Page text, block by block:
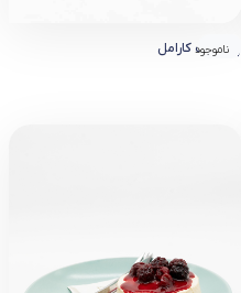
چیز کیک کارامل
ناموجود